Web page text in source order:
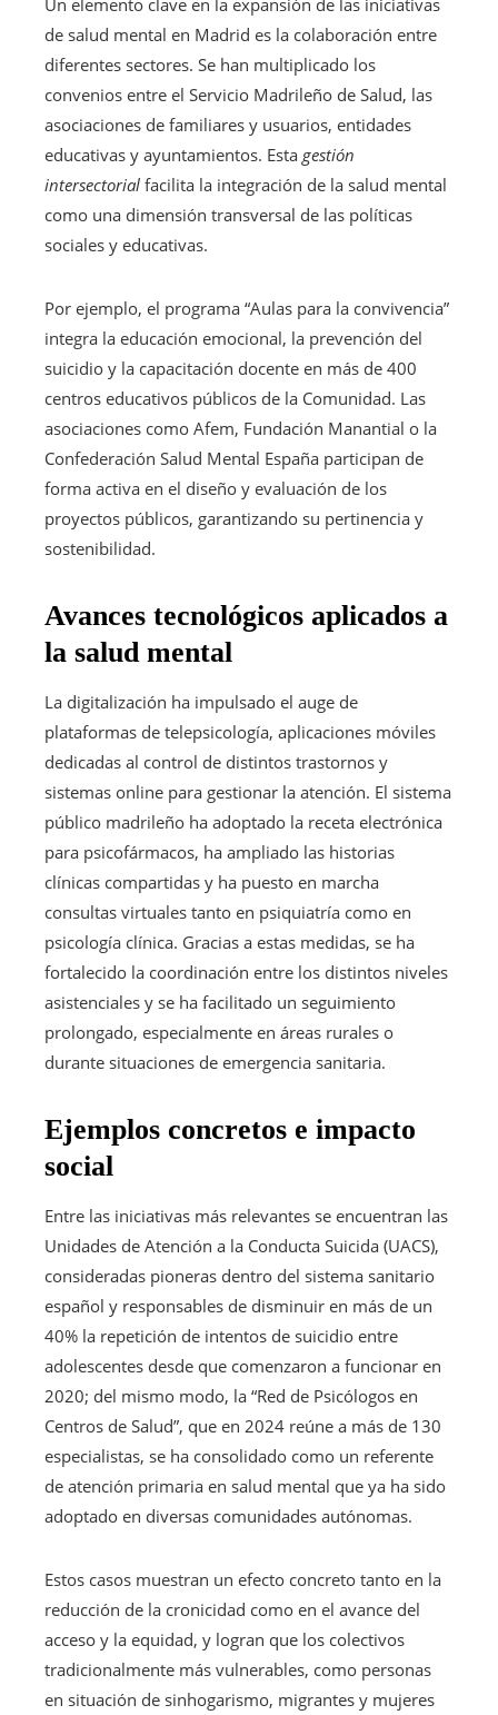
de salud mental en Madrid es la colaboración entre
diferentes sectores. Se han multiplicado los
convenios entre el Servicio Madrileño de Salud, las
asociaciones de familiares y usuarios, entidades
educativas y ayuntamientos. Esta gestión
intersectorial facilita la integración de la salud mental
como una dimensión transversal de las políticas
sociales y educativas.
Por ejemplo, el programa “Aulas para la convivencia”
integra la educación emocional, la prevención del
suicidio y la capacitación docente en más de 400
centros educativos públicos de la Comunidad. Las
asociaciones como Afem, Fundación Manantial o la
Confederación Salud Mental España participan de
forma activa en el diseño y evaluación de los
proyectos públicos, garantizando su pertinencia y
sostenibilidad.
Avances tecnológicos aplicados a
la salud mental
La digitalización ha impulsado el auge de
plataformas de telepsicología, aplicaciones móviles
dedicadas al control de distintos trastornos y
sistemas online para gestionar la atención. El sistema
público madrileño ha adoptado la receta electrónica
para psicofármacos, ha ampliado las historias
clínicas compartidas y ha puesto en marcha
consultas virtuales tanto en psiquiatría como en
psicología clínica. Gracias a estas medidas, se ha
fortalecido la coordinación entre los distintos niveles
asistenciales y se ha facilitado un seguimiento
prolongado, especialmente en áreas rurales o
durante situaciones de emergencia sanitaria.
Ejemplos concretos e impacto
social
Entre las iniciativas más relevantes se encuentran las
Unidades de Atención a la Conducta Suicida (UACS),
consideradas pioneras dentro del sistema sanitario
español y responsables de disminuir en más de un
40% la repetición de intentos de suicidio entre
adolescentes desde que comenzaron a funcionar en
2020; del mismo modo, la “Red de Psicólogos en
Centros de Salud”, que en 2024 reúne a más de 130
especialistas, se ha consolidado como un referente
de atención primaria en salud mental que ya ha sido
adoptado en diversas comunidades autónomas.
Estos casos muestran un efecto concreto tanto en la
reducción de la cronicidad como en el avance del
acceso y la equidad, y logran que los colectivos
tradicionalmente más vulnerables, como personas
en situación de sinhogarismo, migrantes y mujeres